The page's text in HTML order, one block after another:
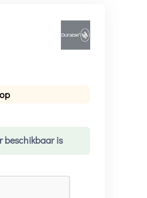
beschikbaar is